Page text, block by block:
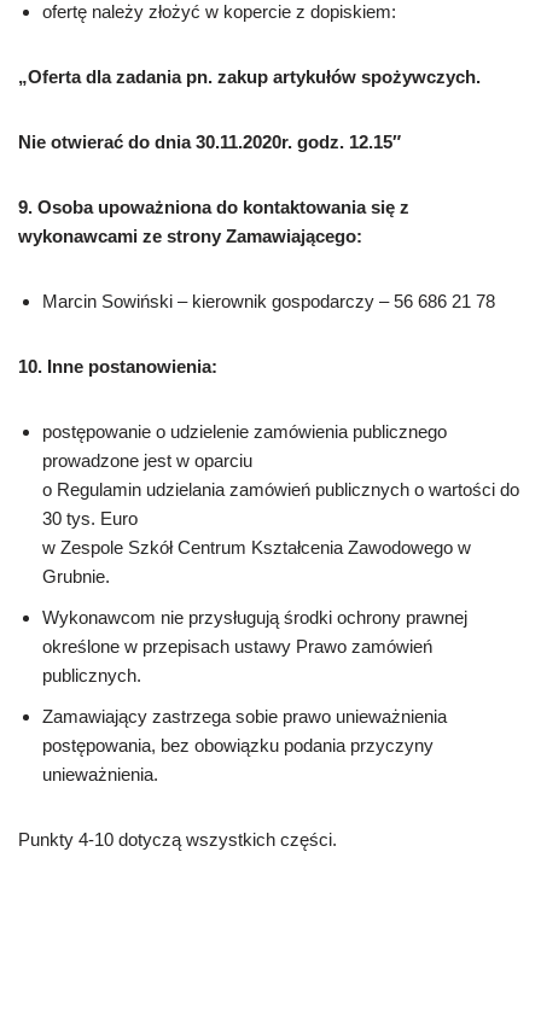
ofertę należy złożyć w kopercie z dopiskiem:
„Oferta dla zadania pn. zakup artykułów spożywczych.
Nie otwierać do dnia30.11.2020r. godz. 12.15″
9. Osoba upoważniona do kontaktowania się z
wykonawcami ze strony Zamawiającego:
Marcin Sowiński – kierownik gospodarczy – 56 686 21 78
10. Inne postanowienia:
postępowanie o udzielenie zamówienia publicznego
prowadzone jest w oparciu
o Regulamin udzielania zamówień publicznych o wartości do
30 tys. Euro
w Zespole Szkół Centrum Kształcenia Zawodowego w
Grubnie.
Wykonawcom nie przysługują środki ochrony prawnej
określone w przepisach ustawy Prawo zamówień
publicznych.
Zamawiający zastrzega sobie prawo unieważnienia
postępowania, bez obowiązku podania przyczyny
unieważnienia.
Punkty 4-10 dotyczą wszystkich części.